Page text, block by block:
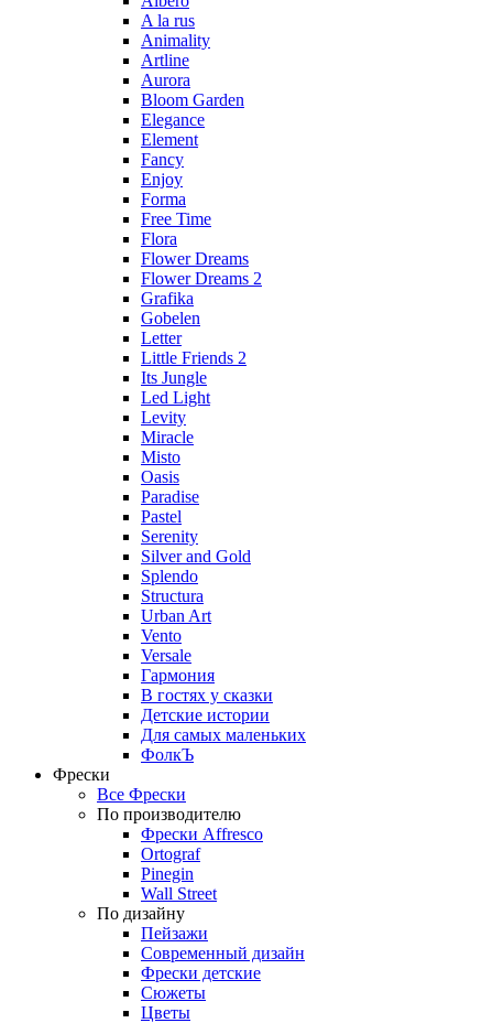
A la rus
Animality
Artline
Aurora
Bloom Garden
Elegance
Element
Fancy
Enjoy
Forma
Free Time
Flora
Flower Dreams
Flower Dreams 2
Grafika
Gobelen
Letter
Little Friends 2
Its Jungle
Led Light
Levity
Miracle
Misto
Oasis
Paradise
Pastel
Serenity
Silver and Gold
Splendo
Structura
Urban Art
Vento
Versale
Гармония
В гостях у сказки
Детские истории
Для самых маленьких
ФолкЪ
Фрески
Все Фрески
По производителю
Фрески Affresco
Ortograf
Pinegin
Wall Street
По дизайну
Пейзажи
Современный дизайн
Фрески детские
Сюжеты
Цветы